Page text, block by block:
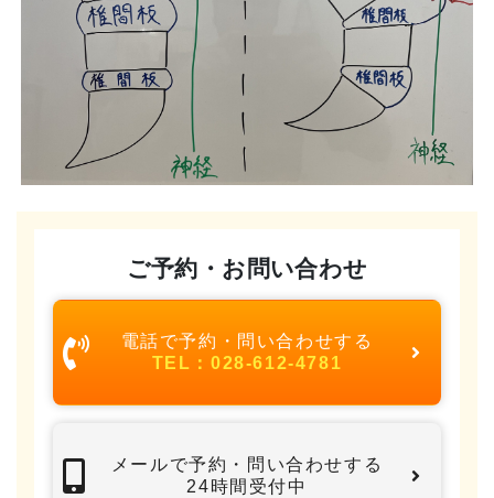
ご予約・お問い合わせ
電話で予約・問い合わせする
TEL：028-612-4781
メールで予約・問い合わせする
24時間受付中